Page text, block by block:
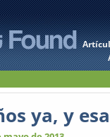
ya, y